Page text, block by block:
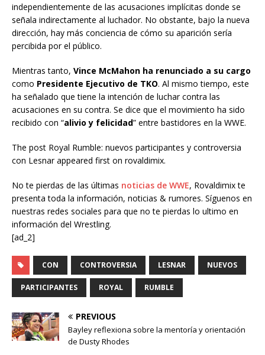
independientemente de las acusaciones implícitas donde se
señala indirectamente al luchador. No obstante, bajo la nueva
dirección, hay más conciencia de cómo su aparición sería
percibida por el público.
Mientras tanto, Vince McMahon ha renunciado a su cargo
como Presidente Ejecutivo de TKO. Al mismo tiempo, este
ha señalado que tiene la intención de luchar contra las
acusaciones en su contra. Se dice que el movimiento ha sido
recibido con “alivio y felicidad” entre bastidores en la WWE.
The post Royal Rumble: nuevos participantes y controversia
con Lesnar appeared first on rovaldimix.
No te pierdas de las últimas noticias de WWE, Rovaldimix te
presenta toda la información, noticias & rumores. Síguenos en
nuestras redes sociales para que no te pierdas lo ultimo en
información del Wrestling.
[ad_2]
CON CONTROVERSIA LESNAR NUEVOS
PARTICIPANTES ROYAL RUMBLE
PREVIOUS
Bayley reflexiona sobre la mentoría y orientación
de Dusty Rhodes